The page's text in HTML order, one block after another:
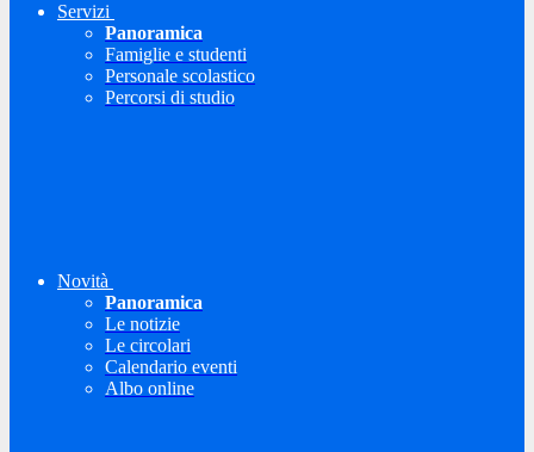
Servizi
Panoramica
Famiglie e studenti
Personale scolastico
Percorsi di studio
Novità
Panoramica
Le notizie
Le circolari
Calendario eventi
Albo online